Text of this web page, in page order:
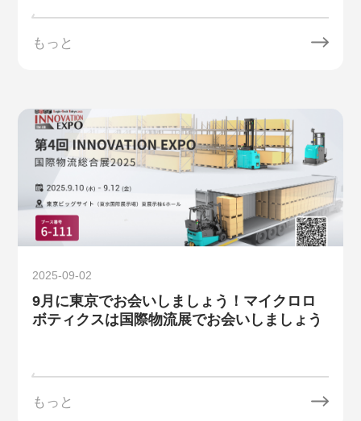
もっと
2025-09-02
9月に東京でお会いしましょう！マイクロロ
ボティクスは国際物流展でお会いしましょう
もっと